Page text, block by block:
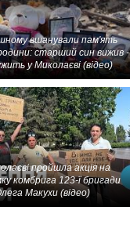
вшанували пам'ять
старший син вижив -
у Миколаєві (відео)
пройшла акція на
комбрига 123-ї бригади
Макухи (відео)